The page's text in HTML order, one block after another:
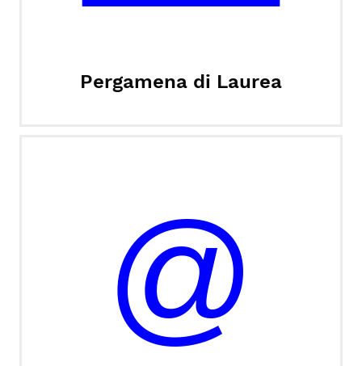
Pergamena di Laurea